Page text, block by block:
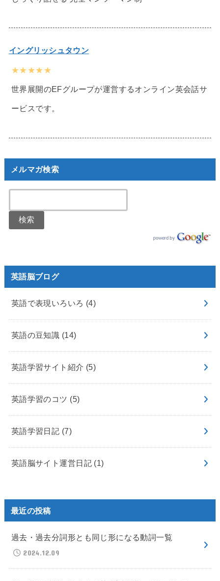
イングリッシュタウン
★★★★★
世界展開のEFグループが運営するオンライン英会話サ
ービスです。
メルマガ検索
英語脳ブログ
英語で表現いろいろ (4)
英語の豆知識 (14)
英語学習サイト紹介 (5)
英語学習のコツ (5)
英語学習日記 (7)
英語脳サイト運営日記 (1)
最近の投稿
過去・過去分詞形とも同じ形になる動詞一覧
2024.12.09